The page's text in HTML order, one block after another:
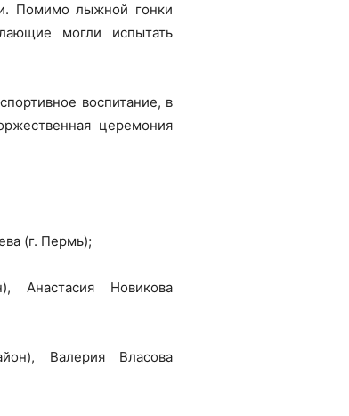
Помимо лыжной гонки
могли испытать
воспитание, в
церемония
(г. Пермь);
Анастасия Новикова
Валерия Власова